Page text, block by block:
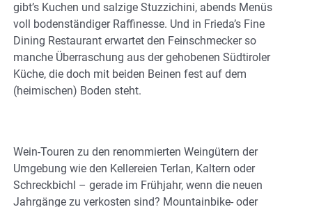
gibt’s Kuchen und salzige Stuzzichini, abends Menüs
voll bodenständiger Raffinesse. Und in Frieda’s Fine
Dining Restaurant erwartet den Feinschmecker so
manche Überraschung aus der gehobenen Südtiroler
Küche, die doch mit beiden Beinen fest auf dem
(heimischen) Boden steht.
Wein-Touren zu den renommierten Weingütern der
Umgebung wie den Kellereien Terlan, Kaltern oder
Schreckbichl – gerade im Frühjahr, wenn die neuen
Jahrgänge zu verkosten sind? Mountainbike- oder